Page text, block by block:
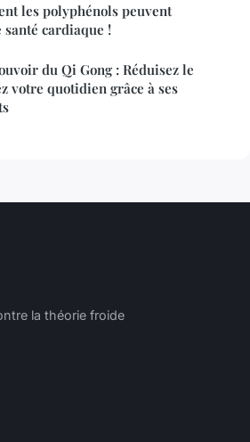
les polyphénols peuvent
cardiaque !
du Qi Gong : Réduisez le
votre quotidien grâce à ses
la théorie froide